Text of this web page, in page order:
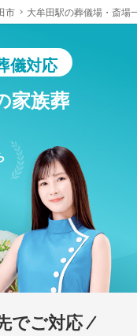
市 大牟田駅の葬儀場・斎場
儀対応
家族葬
でご対応